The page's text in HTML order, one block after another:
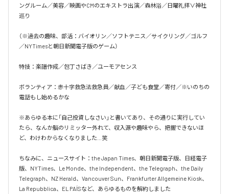
ングルーム／美容／映画やCMのエキストラ出演／森林浴／日曜礼拝∨神社
巡り
（※過去の趣味、部活：バイオリン／ソフトテニス／サイクリング／ゴルフ
／NYTimesと朝日新聞電子版のゲーム）
特技：楽譜作成／包丁さばき／ユーモアセンス
ボランティア：赤十字救急法救急員／献血／子ども食堂／寄付／※いのちの
電話もし始めるかな
※あらゆる本に「自己投資しなさい」と書いてあり、その通りに実行してい
たら、なんか脳のリミッター外れて、収入源や趣味やら、把握できないほ
ど、わけわからなくなりました…笑
ちなみに、ニュースサイト：the Japan Times、朝日新聞電子版、日経電子
版、NYTimes、Le Monde、the Independent、the Telegraph、the Daily
Telegraph、NZ Herald、Vancouver Sun、Frankfurter Allgemeine Kiosk、
La Repubblica、EL PAÍSなど、あらゆるものを解約しました